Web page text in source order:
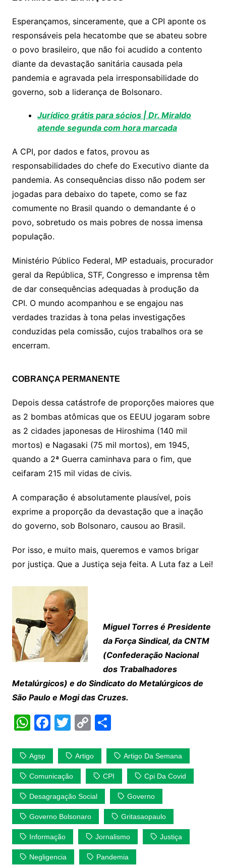
Esperançamos, sinceramente, que a CPI aponte os
responsáveis pela hecatombe que se abateu sobre
o povo brasileiro, que não foi acudido a contento
diante da devastação sanitária causada pela
pandemia e agravada pela irresponsabilidade do
governo, sob a liderança de Bolsonaro.
Jurídico grátis para sócios | Dr. Miraldo
atende segunda com hora marcada
A CPI, por dados e fatos, provou as
responsabilidades do chefe do Executivo diante da
pandemia. As consequências disso não podem ser
jogadas para debaixo do tapete, como se faz
comumente no Brasil quando o demandante é o
povo, sobretudo os mais pobres de nossa imensa
população.
Ministério Público Federal, MP estaduais, procurador
geral da República, STF, Congresso e imprensa têm
de dar consequências adequadas à produção da
CPI. O mundo acompanhou e se engajou nas
verdades trazidas à tona pelas investigações
conduzidas pela comissão, cujos trabalhos ora se
encerram.
COBRANÇA PERMANENTE
Depois dessa catástrofe de proporções maiores que
as 2 bombas atômicas que os EEUU jogaram sobre
as 2 cidades japonesas de Hiroshima (140 mil
mortos) e Nagasaki (75 mil mortos), em 1945,
quando a 2ª Guerra caminhava para o fim, que
ceifaram 215 mil vidas de civis.
A comparação é absolutamente plausível, pois
exprime a proporção da devastação que a inação
do governo, sob Bolsonaro, causou ao Brasil.
Por isso, e muito mais, queremos e vamos brigar
por justiça. Que a Justiça seja feita. A Luta faz a Lei!
Miguel Torres é Presidente
da Força Sindical, da CNTM
(Confederação Nacional
dos Trabalhadores
Metalúrgicos) e do Sindicato do Metalúrgicos de
São Paulo e Mogi das Cruzes.
W
at
s
A
p
p
F
c
e
b
o
o
k
T
itt
er
C
p
y
Li
n
k
S
ar
e
Agsp Artigo Artigo Da Semana
Comunicação CPI Cpi Da Covid
Desagragação Social Governo
Governo Bolsonaro Gritasaopaulo
Informação Jornalismo Justiça
Negligencia Pandemia